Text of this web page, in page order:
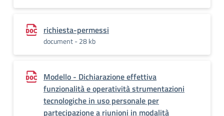
richiesta-permessi
document - 28 kb
Modello - Dichiarazione effettiva
funzionalità e operatività strumentazioni
tecnologiche in uso personale per
partecipazione a riunioni in modalità